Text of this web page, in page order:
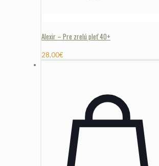
Alexir – Pre zrelú pleť 40+
28,00€